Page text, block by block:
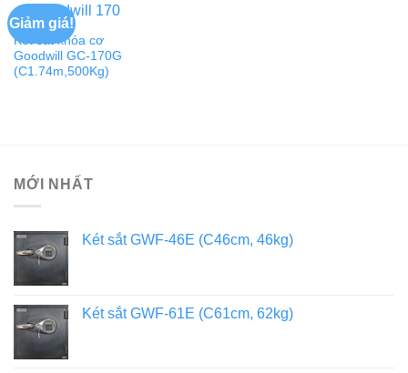
Giảm giá!
Két sắt khóa cơ
Goodwill GC-170G
(C1.74m,500Kg)
MỚI NHẤT
Két sắt GWF-46E (C46cm, 46kg)
Két sắt GWF-61E (C61cm, 62kg)